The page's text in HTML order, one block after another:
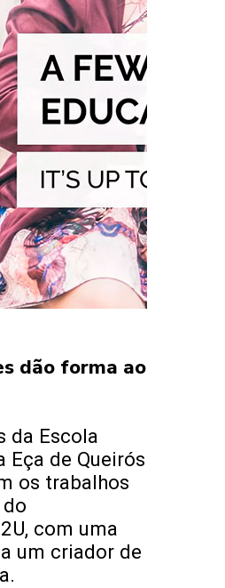
dão forma ao
da Escola
Eça de Queirós
os trabalhos
com uma
um criador de